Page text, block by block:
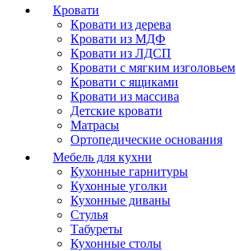
Кровати
Кровати из дерева
Кровати из МДФ
Кровати из ЛДСП
Кровати с мягким изголовьем
Кровати с ящиками
Кровати из массива
Детские кровати
Матрасы
Ортопедические основания
Мебель для кухни
Кухонные гарнитуры
Кухонные уголки
Кухонные диваны
Стулья
Табуреты
Кухонные столы